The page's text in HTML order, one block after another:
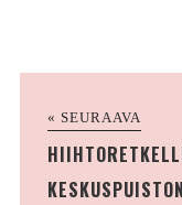
« SEURAAVA